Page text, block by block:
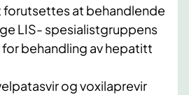
forutsettes at behandlende
LIS- spesialistgruppens
behandling av hepatitt
og voxilaprevir